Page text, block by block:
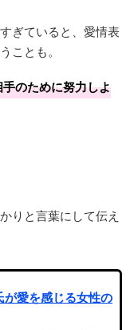
ぎていると、愛情表
ことも。
手のために努力しよ
りと言葉にして伝え
愛を感じる女性の